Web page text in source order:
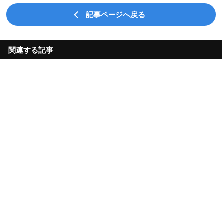
記事ページへ戻る
関連する記事